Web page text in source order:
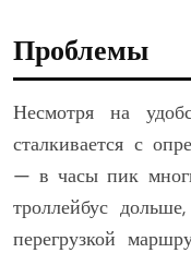
Проблемы
Несмотря на
сталкивается с
— в часы пик
троллейбус
перегрузкой